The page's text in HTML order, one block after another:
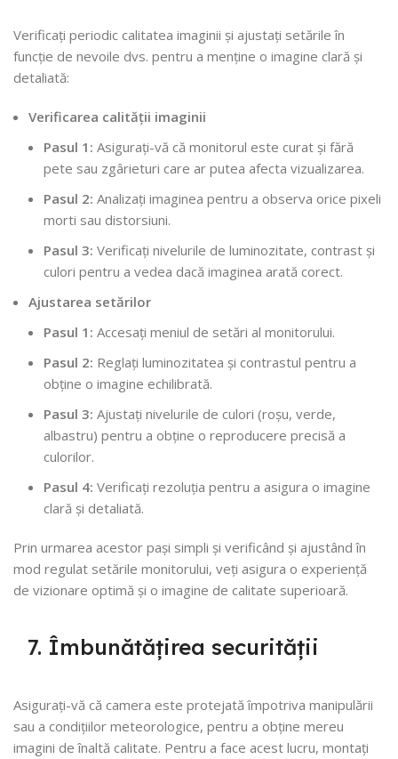
Verificați periodic calitatea imaginii și ajustați setările în
funcție de nevoile dvs. pentru a menține o imagine clară și
detaliată:
Verificarea calității imaginii
Pasul 1: Asigurați-vă că monitorul este curat și fără
pete sau zgârieturi care ar putea afecta vizualizarea.
Pasul 2: Analizați imaginea pentru a observa orice pixeli
morti sau distorsiuni.
Pasul 3: Verificați nivelurile de luminozitate, contrast și
culori pentru a vedea dacă imaginea arată corect.
Ajustarea setărilor
Pasul 1: Accesați meniul de setări al monitorului.
Pasul 2: Reglați luminozitatea și contrastul pentru a
obține o imagine echilibrată.
Pasul 3: Ajustați nivelurile de culori (roșu, verde,
albastru) pentru a obține o reproducere precisă a
culorilor.
Pasul 4: Verificați rezoluția pentru a asigura o imagine
clară și detaliată.
Prin urmarea acestor pași simpli și verificând și ajustând în
mod regulat setările monitorului, veți asigura o experiență
de vizionare optimă și o imagine de calitate superioară.
7. Îmbunătățirea securității
Asigurați-vă că camera este protejată împotriva manipulării
sau a condițiilor meteorologice, pentru a obține mereu
imagini de înaltă calitate. Pentru a face acest lucru, montați